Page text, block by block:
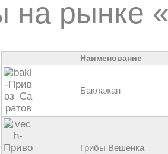
на рынке
Наименование
Баклажан
Грибы Вешенка